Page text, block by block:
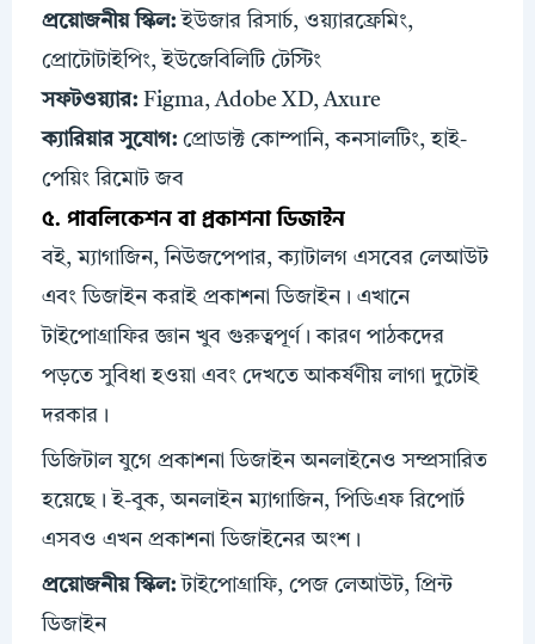
প্রয়োজনীয়স্কিল: ইউজার রিসার্চ, ওয়্যারফ্রেমিং,
প্রোটোটাইপিং, ইউজেবিলিটি টেস্টিং
সফটওয়্যার: Figma, Adobe XD, Axure
ক্যারিয়ার সুযোগ: প্রোডাক্ট কোম্পানি, কনসালটিং, হাই-
পেয়িং রিমোট জব
৫. পাবলিকেশন বা প্রকাশনা ডিজাইন
বই, ম্যাগাজিন, নিউজপেপার, ক্যাটালগ এসবের লেআউট
এবং ডিজাইন করাই প্রকাশনা ডিজাইন। এখানে
টাইপোগ্রাফির জ্ঞান খুব গুরুত্বপূর্ণ। কারণ পাঠকদের
পড়তে সুবিধা হওয়া এবং দেখতে আকর্ষণীয় লাগা দুটোই
দরকার।
ডিজিটাল যুগে প্রকাশনা ডিজাইন অনলাইনেও সম্প্রসারিত
হয়েছে। ই-বুক, অনলাইন ম্যাগাজিন, পিডিএফ রিপোর্ট
এসবও এখন প্রকাশনা ডিজাইনের অংশ।
প্রয়োজনীয়স্কিল: টাইপোগ্রাফি, পেজ লেআউট, প্রিন্ট
ডিজাইন